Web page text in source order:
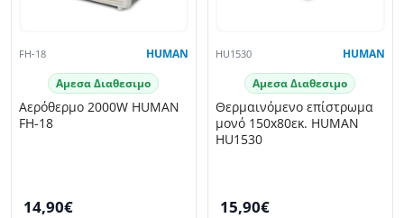
FH-18 HUMAN
Αμεσα Διαθεσιμο
Αερόθερμο 2000W HUMAN
FH-18
14,90€
HU1530 HUMAN
Αμεσα Διαθεσιμο
Θερμαινόμενο επίστρωμα
μονό 150x80εκ. HUMAN
HU1530
15,90€